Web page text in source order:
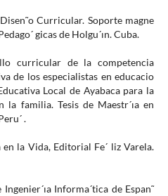
Curricular. Soporte magne
gicas de Holgu´ın. Cuba.
curricular de la competencia
de los especialistas en educacio
Local de Ayabaca para la
la familia. Tesis de Maestr´ıa en
.
en la Vida, Editorial Fe´ liz Varela.
Informa´tica de Espan˜